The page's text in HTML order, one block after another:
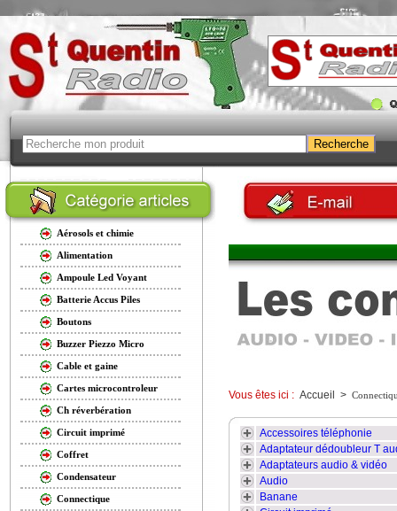
Aérosols et chimie
Alimentation
Ampoule Led Voyant
Batterie Accus Piles
Boutons
Buzzer Piezzo Micro
Cable et gaine
Cartes microcontroleur
Ch réverbération
Circuit imprimé
Coffret
Condensateur
Connectique
Vous êtes ici : Accueil >
Accessoires téléphonie
Adaptateur dédoubleur T
Adaptateurs audio & vidéo
Audio
Banane